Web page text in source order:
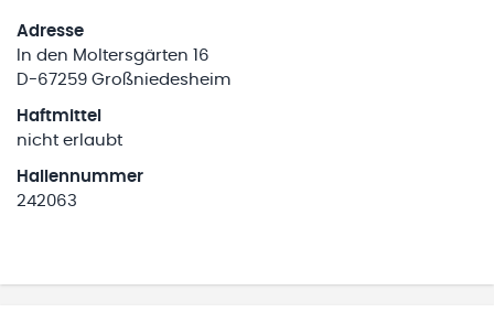
Adresse
In den Moltersgärten 16
D-67259 Großniedesheim
Haftmittel
nicht erlaubt
Hallennummer
242063